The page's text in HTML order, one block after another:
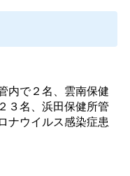
内で２名、雲南保健
３名、浜田保健所管
ナウイルス感染症患